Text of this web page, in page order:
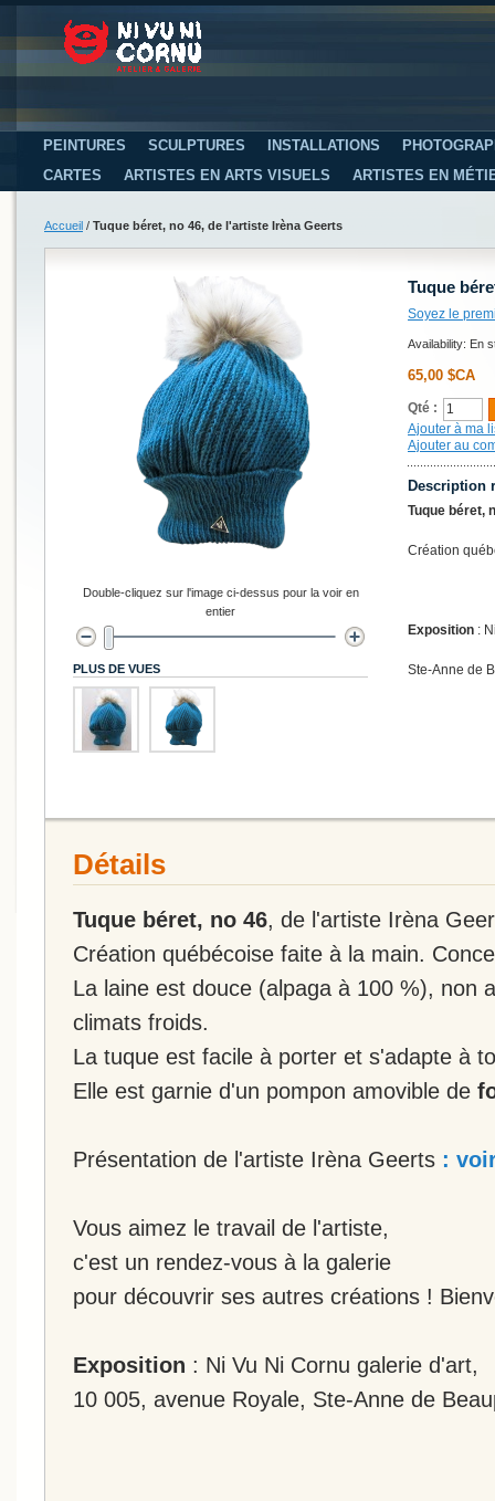
PEINTURES SCULPTURES INSTALLATIONS
CARTES
ARTISTES EN ARTS VISUELS ARTISTES EN
Accueil / Tuque béret, no 46, de l'artiste Irèna Geerts
Tuque
Soyez le
Availability: En
65,00 $CA
Qté :
Ajouter à ma
Ajouter au
Description
Tuque béret,
Création
Exposition :
Ste-Anne de
Double-cliquez sur l'image ci-dessus pour la voir en
entier
PLUS DE VUES
Détails
Tuque béret, no 46, de l'artiste Irèna
Création québécoise faite à la main.
La laine est douce (alpaga à 100 %), non
climats froids.
La tuque est facile à porter et s'adapte à
Elle est garnie d'un pompon amovible de
Présentation de l'artiste Irèna Geerts :
Vous aimez le travail de l'artiste,
c'est un rendez-vous à la galerie
pour découvrir ses autres créations !
Exposition : Ni Vu Ni Cornu galerie d'art,
10 005, avenue Royale, Ste-Anne de